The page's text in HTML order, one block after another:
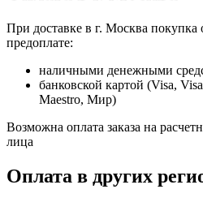
При доставке в г. Москва покупка
предоплате:
наличными денежными
банковской картой (Visa,
Maestro, Мир)
Возможна оплата заказа на
лица
Оплата в других